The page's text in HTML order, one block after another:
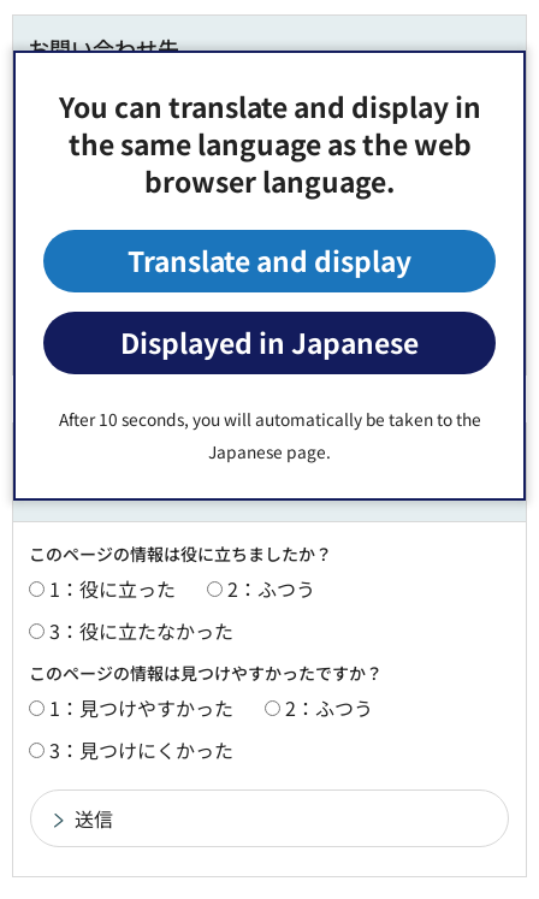
You can translate and display in
the same language as the web
browser language.
Translate and display
Displayed in Japanese
After 10 seconds, you will automatically be taken to the
Japanese page.
お問い合わせ先
福祉部 長寿応援課 シニア活躍支援係 窓口：区役所3階8
郵便番号135-8383 東京都江東区東陽4丁目11番28号
Fax：03-3647-9247
より良いウェブサイトにするためにみなさまのご
このページの情報は役に立ちましたか？
1：役に立った
2：ふつう
3：役に立たなかった
このページの情報は見つけやすかったですか？
1：見つけやすかった
2：ふつう
3：見つけにくかった